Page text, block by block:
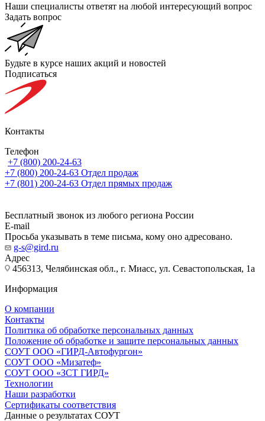
Наши специалисты ответят на любой интересующий вопрос
Задать вопрос
Будьте в курсе наших акций и новостей
Подписаться
Контакты
Телефон
+7 (800) 200-24-63
+7 (800) 200-24-63 Отдел продаж
+7 (801) 200-24-63 Отдел прямых продаж
Бесплатный звонок из любого региона России
E-mail
Просьба указывать в теме письма, кому оно адресовано.
g-s@gird.ru
Адрес
456313, Челябинская обл., г. Миасс, ул. Севастопольская, 1а
Информация
О компании
Контакты
Политика об обработке персональных данных
Положение об обработке и защите персональных данных
СОУТ ООО «ГИРД-Автофургон»
СОУТ ООО «Мизатеф»
СОУТ ООО «ЗСТ ГИРД»
Технологии
Наши разработки
Сертификаты соответствия
Данные о результатах СОУТ